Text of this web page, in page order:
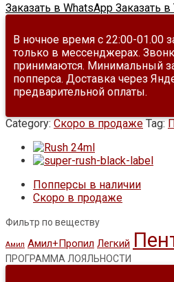
Заказать в WhatsApp Заказать в
В ночное время с 22:00-01.00
только в мессенджерах.
принимаются. Минимальный
попперса. Доставка через
предварительной оплаты.
Category:Скоро в продаже Tag:
Попперсы в наличии
Скоро в продаже
Фильтр по веществу
Амил Амил+Пропил Легкий
ПРОГРАММА ЛОЯЛЬНОСТИ